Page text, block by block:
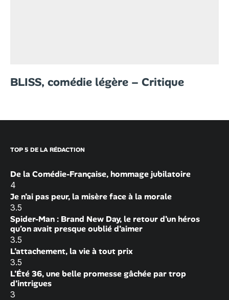
BLISS, comédie légère – Critique
TOP 5 DE LA RÉDACTION
De la Comédie-Française, hommage jubilatoire
4
Je n’ai pas peur, la misère face à la morale
3.5
Spider-Man : Brand New Day, le retour d’un héros
qu’on avait presque oublié d’aimer
3.5
L’attachement, la vie à tout prix
3.5
L’Été 36, une belle promesse gâchée par trop
d’intrigues
3